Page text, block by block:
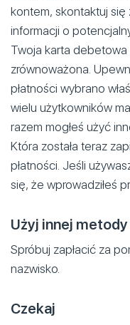
kontem, skontaktuj się
informacji o
Twoja karta debetowa
zrównoważona.
płatności wybrano
wielu użytkowników
razem mogłeś użyć
Która została teraz
płatności. Jeśli
się, że wprowadziłeś
Użyj innej
Spróbuj zapłacić za
nazwisko.
Czekaj